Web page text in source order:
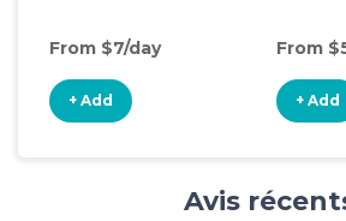
From $7/day
+ Add
From
+ Add
Avis